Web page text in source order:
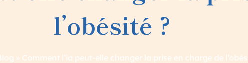
l’obésité ?
» Comment l’ia peut-elle changer la prise en charge de